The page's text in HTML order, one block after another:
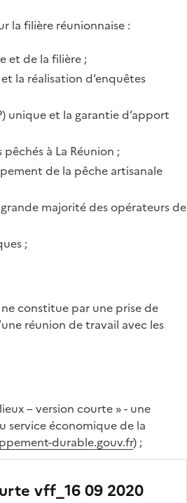
la filière réunionnaise :
et de la filière ;
la réalisation d’enquêtes
unique et la garantie d’apport
à La Réunion ;
de la pêche artisanale
majorité des opérateurs de
;
constitue par une prise de
réunion de travail avec les
– version courte » - une
service économique de la
durable.gouv.fr) ;
vff_16 09 2020